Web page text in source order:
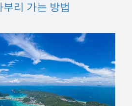
리 가는 방법